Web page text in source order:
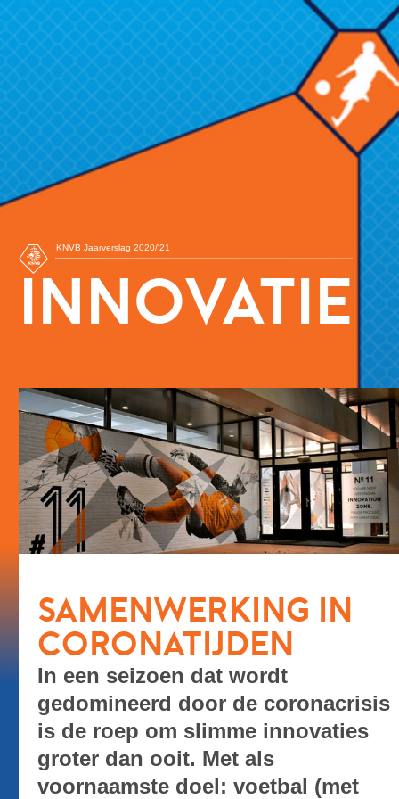
KNVB Jaarverslag 2020/'21
INNOVATIE
SAMENWERKING IN
CORONATIJDEN
In een seizoen dat wordt
gedomineerd door de coronacrisis
is de roep om slimme innovaties
groter dan ooit. Met als
voornaamste doel: voetbal (met